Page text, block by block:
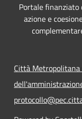
Portale finanziato
azione e
Città